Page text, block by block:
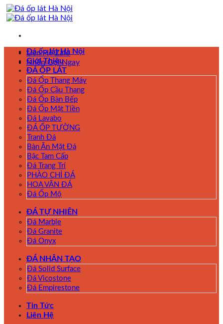
Skip
to
Liên Hệ Zalo
Nhấn Gọi Ngay
Đá ốp lát Hà Nội
Giới Thiệu
ĐÁ ỐP LÁT
Đá Ốp Thang Máy
Đá Ốp Cầu Thang
Đá Ốp Bàn Bếp
Đá Ốp Mặt Tiền
Đá Lavabo
ĐÁ ỐP TƯỜNG
Tranh Đá
Bàn Ăn Mặt Đá
Bậc Tam Cấp
Đá Trang Trí
PHÀO CHỈ ĐÁ
HOA VĂN ĐÁ
Đá Ốp Mộ
ĐÁ TỰ NHIÊN
Đá Marble
Đá Granite
Đá Onyx
ĐÁ NHÂN TẠO
Đá Solid Surface
Đá Vicostone
Đá Empirestone
Tin Tức
Liên Hệ